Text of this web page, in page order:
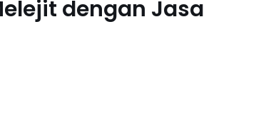
dengan Jasa